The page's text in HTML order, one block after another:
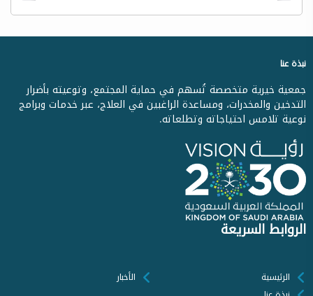
نبذة عنا
جمعية خيرية متخصصة تُسهم في حماية المجتمع، وتوعيته بأضرار
التدخين والمخدرات، ومساعدة الراغبين في العلاج، عبر خدمات وبرامج
نوعية تلامس احتياجاته وتطلعاته.
الروابط السريعة
الرئيسية
الأخبار